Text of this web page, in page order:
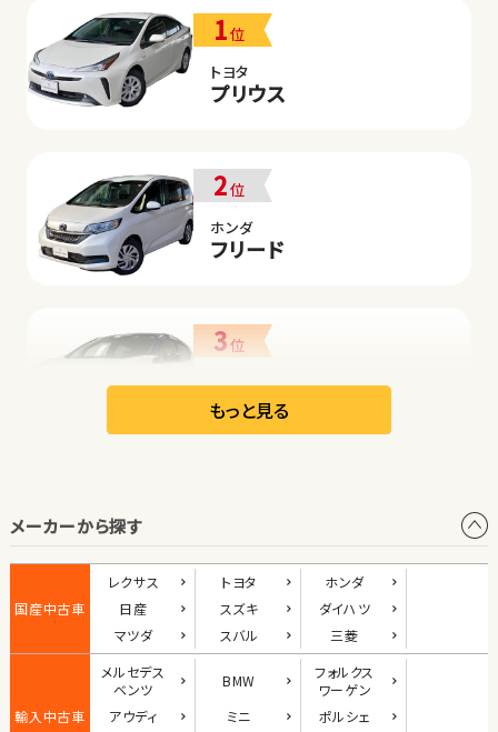
1位
トヨタ
プリウス
2位
ホンダ
フリード
3位
日産
リーフ
1位
ダイハツ
コペン
2
もっと見る
メーカーから探す
国産中古車
レクサス トヨタ
ホンダ
日産
スズキ
ダイハツ
マツダ
スバル 三菱
輸入中古車
メルセデス
ベンツ
BMW
フォルクス
ワーゲン
アウディ
ミニ
ポルシェ